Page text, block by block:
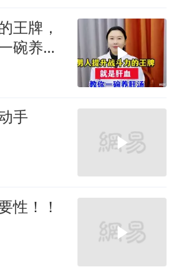
王牌，
碗养肝
手
性！！